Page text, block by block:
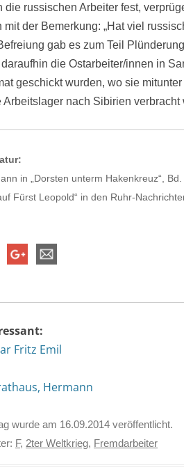
die russischen Arbeiter fest,
mit der Bemerkung: „Hat viel
gab es zum Teil
die Ostarbeiter/innen in
geschickt wurden, wo sie
Arbeitslager nach Sibirien verbracht
in „Dorsten unterm Hakenkreuz“,
Fürst Leopold“ in den Ruhr-
Fritz Emil
Hermann
wurde am 16.09.2014 veröffentlicht.
F, 2ter Weltkrieg, Fremdarbeiter